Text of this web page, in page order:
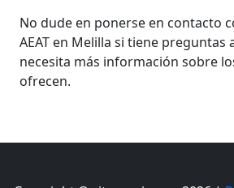
No dude en ponerse en contacto
AEAT en Melilla si tiene preguntas
necesita más información sobre
ofrecen.